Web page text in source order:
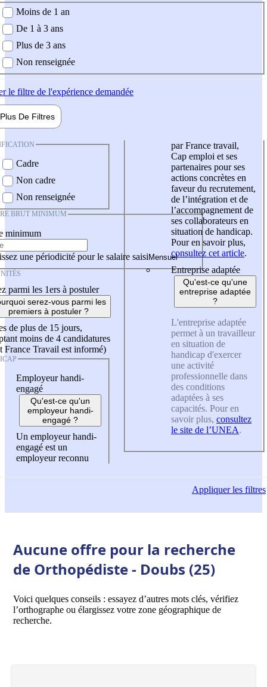
demandée
Moins de 1 an
De 1 à 3 ans
Plus de 3 ans
Non renseignée
le filtre de l'expérience demandée
Plus De Filtres
Cadre
Non cadre
Non renseignée
BRUT MINIMUM
minimum
une périodicité pour le salaire saisi
parmi les 1ers à postuler
serez-vous parmi les
premiers à postuler ?
de plus de 15 jours,
moins de 4 candidatures
France Travail est informé)
Employeur handi-
engagé
Qu'est-ce qu'un
employeur handi-
engagé ?
Un employeur handi-
engagé est un
employeur reconnu
par France travail,
Cap emploi et ses
partenaires pour ses
actions concrètes en
faveur du recrutement,
de l’intégration et de
l’accompagnement de
ses collaborateurs en
situation de handicap.
Pour en savoir plus,
consultez cet article.
Entreprise adaptée
Qu'est-ce qu'une
entreprise adaptée
?
L'entreprise adaptée
permet à un travailleur
en situation de
handicap d'exercer
une activité
professionnelle dans
des conditions
adaptées à ses
capacités. Pour en
savoir plus, consultez
le site de l’UNEA.
Appliquerles filtres
Aucune offre pour la recherche
de Orthopédiste - Doubs (25)
Voici quelques conseils : essayez d’autres mots clés, vérifiez
l’orthographe ou élargissez votre zone géographique de
recherche.